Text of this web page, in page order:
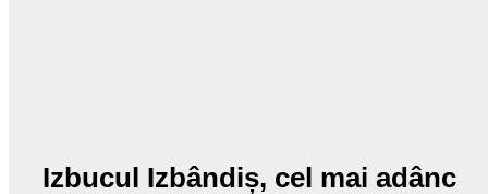
Izbucul Izbândiș, cel mai adânc izbuc